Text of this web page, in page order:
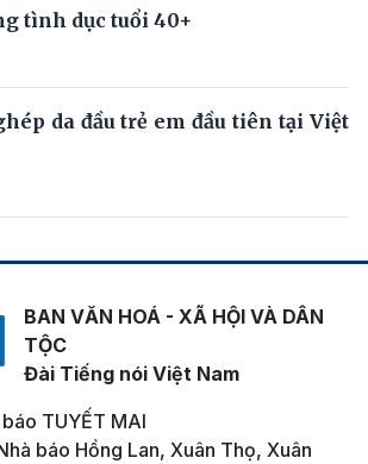
tình dục tuổi 40+
da đầu trẻ em đầu tiên tại Việt
BAN VĂN HOÁ - XÃ HỘI VÀ DÂN
TỘC
Đài Tiếng nói Việt Nam
TUYẾT MAI
báo Hồng Lan, Xuân Thọ, Xuân